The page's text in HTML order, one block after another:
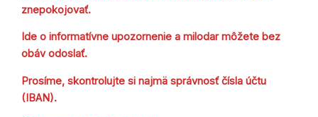
znepokojovať.
Ide o informatívne upozornenie a milodar môžete bez
obáv odoslať.
Prosíme, skontrolujte si najmä správnosť čísla účtu
(IBAN).